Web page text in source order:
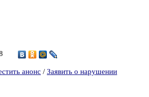
анонс / Заявить о нарушении